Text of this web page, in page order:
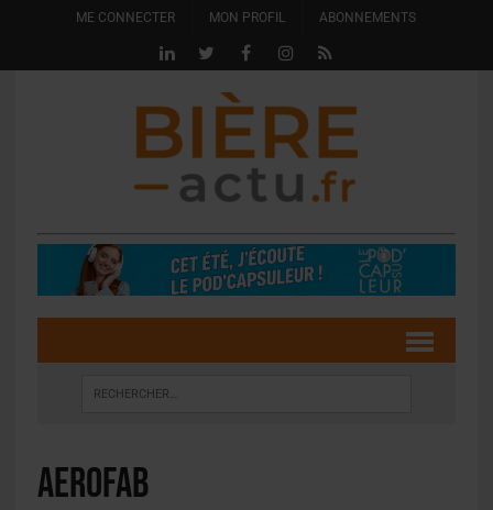
ME CONNECTER MON PROFIL ABONNEMENTS
aerofab